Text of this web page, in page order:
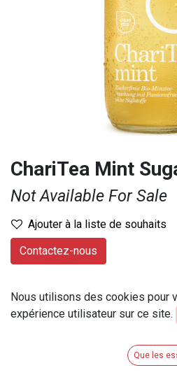
ChariTea Mint
Not Available For Sale
Ajouter à la liste de souhaits
Contactez-nous
Numéro d'article:9492
Nous utilisons des cookies pour
expérience utilisateur sur ce site.
Que les